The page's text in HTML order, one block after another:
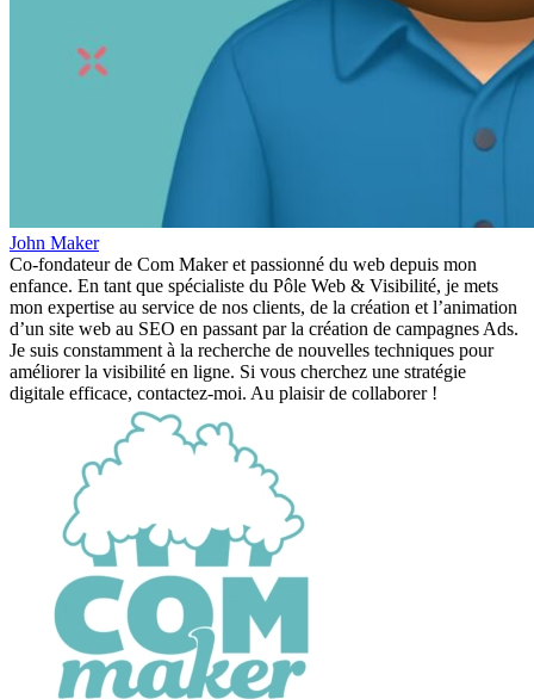
John Maker
Co-fondateur de Com Maker et passionné du web depuis mon
enfance. En tant que spécialiste du Pôle Web & Visibilité, je mets
mon expertise au service de nos clients, de la création et l’animation
d’un site web au SEO en passant par la création de campagnes Ads.
Je suis constamment à la recherche de nouvelles techniques pour
améliorer la visibilité en ligne. Si vous cherchez une stratégie
digitale efficace, contactez-moi. Au plaisir de collaborer !